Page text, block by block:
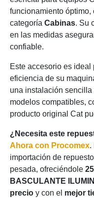
funcionamiento óptimo,
categoría Cabinas. Su
en las medidas
confiable.
Este accesorio es
eficiencia de su
una instalación
modelos compatibles,
producto original Cat
¿Necesita este
Ahora con Procomex.
importación de
pesada, ofreciéndole
BASCULANTE
precio y con el mejor